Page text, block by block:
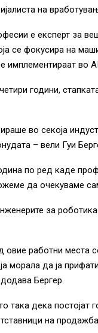
на
е експерт за
се фокусира на
имплементираат во
години,
во секоја
– вели Гуи
по ред каде
да очекуваме
за
овие работни места
морала да ја
Бергер.
така дека постојат
на